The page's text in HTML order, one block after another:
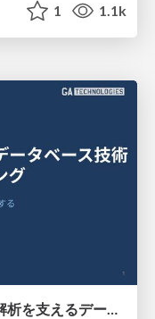
1 1.1k
明治薬科大学講義_ビッグデータ解析を支えるデータベース技術とクラウドコンピューティング